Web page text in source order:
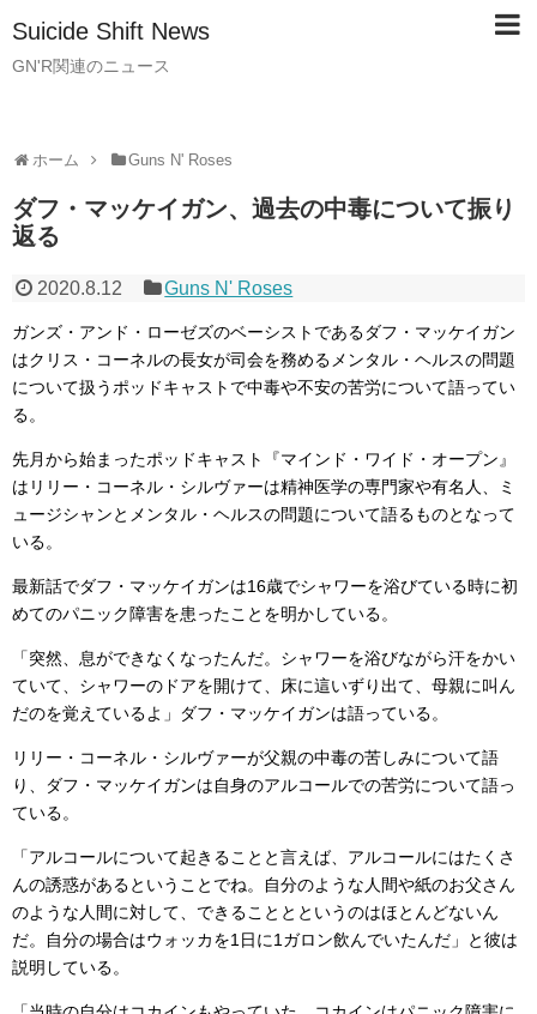
Suicide Shift News
GN'R関連のニュース
ホーム Guns N' Roses
ダフ・マッケイガン、過去の中毒について振り
返る
2020.8.12 Guns N' Roses
ガンズ・アンド・ローゼズのベーシストであるダフ・マッケイガン
はクリス・コーネルの長女が司会を務めるメンタル・ヘルスの問題
について扱うポッドキャストで中毒や不安の苦労について語ってい
る。
先月から始まったポッドキャスト『マインド・ワイド・オープン』
はリリー・コーネル・シルヴァーは精神医学の専門家や有名人、ミ
ュージシャンとメンタル・ヘルスの問題について語るものとなって
いる。
最新話でダフ・マッケイガンは16歳でシャワーを浴びている時に初
めてのパニック障害を患ったことを明かしている。
「突然、息ができなくなったんだ。シャワーを浴びながら汗をかい
ていて、シャワーのドアを開けて、床に這いずり出て、母親に叫ん
だのを覚えているよ」ダフ・マッケイガンは語っている。
リリー・コーネル・シルヴァーが父親の中毒の苦しみについて語
り、ダフ・マッケイガンは自身のアルコールでの苦労について語っ
ている。
「アルコールについて起きることと言えば、アルコールにはたくさ
んの誘惑があるということでね。自分のような人間や紙のお父さん
のような人間に対して、できることとというのはほとんどないん
だ。自分の場合はウォッカを1日に1ガロン飲んでいたんだ」と彼は
説明している。